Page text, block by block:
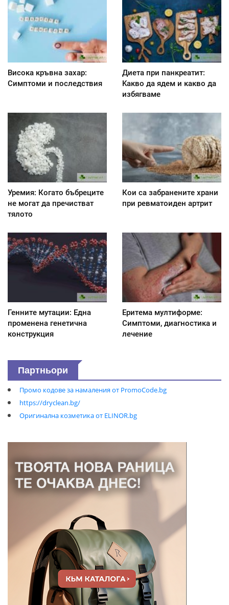
Висока кръвна захар:
Симптоми и последствия
Диета при панкреатит:
Kакво да ядем и какво да
избягваме
Уремия: Когато бъбреците
не могат да пречистват
тялото
Кои са забранените храни
при ревматоиден артрит
Генните мутации: Една
променена генетична
конструкция
Еритема мултиформе:
Симптоми, диагностика и
лечение
Партньори
Промо кодове за намаления от PromoCode.bg
https://dryclean.bg/
Оригинална козметика от ELINOR.bg